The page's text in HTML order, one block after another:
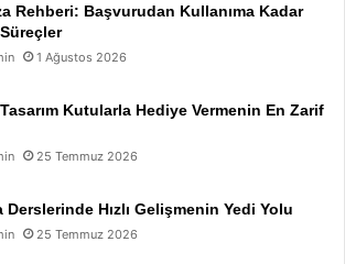
Rehberi: Başvurudan Kullanıma Kadar
1 Ağustos 2026
Kutularla Hediye Vermenin En Zarif
25 Temmuz 2026
Derslerinde Hızlı Gelişmenin Yedi Yolu
25 Temmuz 2026